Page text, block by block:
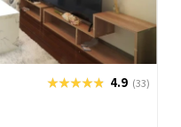
★★★★★
★★★★★ 4.9 (33)